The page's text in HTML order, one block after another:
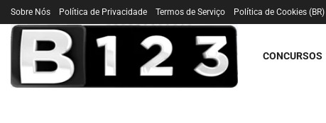
Sobre Nós Política de Privacidade Termos de Serviço Política de Cookies (BR)
CONCURSOS